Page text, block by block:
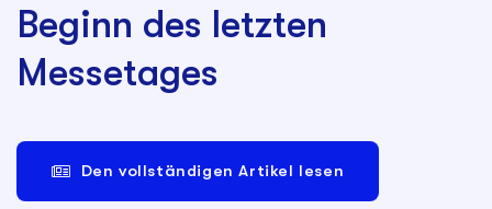
Beginn des letzten
Messetages
Den vollständigen Artikel lesen